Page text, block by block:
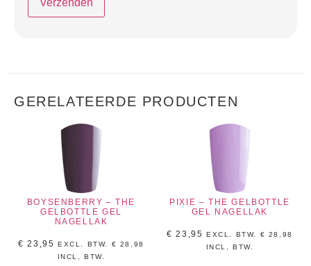
GERELATEERDE PRODUCTEN
BOYSENBERRY – THE
GELBOTTLE GEL
NAGELLAK
€ 23,95 EXCL. BTW. € 28,98
INCL, BTW.
PIXIE – THE GELBOTTLE
GEL NAGELLAK
€ 23,95 EXCL. BTW. € 28,98
INCL, BTW.